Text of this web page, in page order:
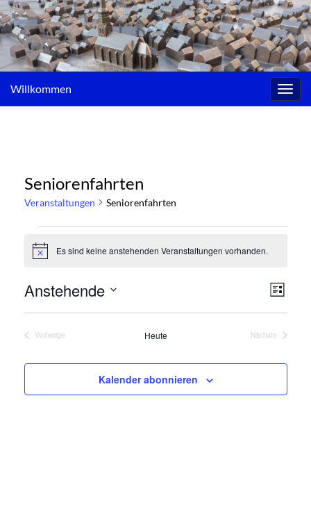
Willkommen
Seniorenfahrten
Veranstaltungen Seniorenfahrten
Veranstaltungen
HinweisEs sind keine anstehenden Veranstaltungen vorhanden.
Liste
Anstehende
Vorherige
Heute
Nächste
Kalender abonnieren